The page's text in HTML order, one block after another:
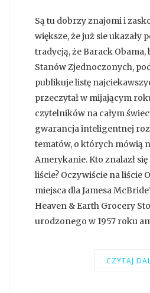
Są tu dobrzy znajomi i
większe, że już sie ukazały
tradycją, że Barack Obama,
Stanów Zjednoczonych,
publikuje listę
przeczytał w mijającym
czytelników na całym
gwarancja inteligentnej
tematów, o których mówią
Amerykanie. Kto znalazł
liście? Oczywiście na liście
miejsca dla Jamesa
Heaven & Earth Grocery
urodzonego w 1957 roku
CZYTAJ